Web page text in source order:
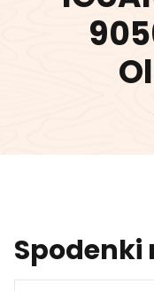
Spodenki